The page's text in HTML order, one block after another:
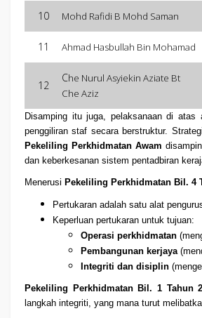
10 Mohd Rafidi B Mohd Saman
11 Ahmad Hasbullah Bin Mohamad
12
Che Nurul Asyiekin Aziate Bt
Che Aziz
Disamping itu juga, pelaksanaan di atas
penggiliran staf secara berstruktur.
Pekeliling Perkhidmatan Awam
dan keberkesanan sistem pentadbiran
Menerusi Pekeliling Perkhidmatan Bil. 4
Pertukaran adalah satu alat
Keperluan pertukaran untuk tujuan:
Operasi perkhidmatan
Pembangunan kerjaya
Integriti dan disiplin
Pekeliling Perkhidmatan Bil. 1 Tahun
langkah integriti, yang mana turut